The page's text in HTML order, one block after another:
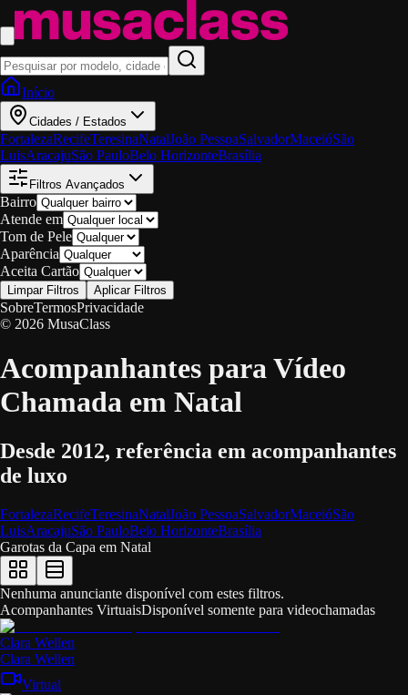
Início
Cidades / Estados
FortalezaRecifeTeresinaNatalJoão PessoaSalvadorMaceióSão
LuisAracajuSão PauloBelo HorizonteBrasília
Filtros Avançados
Bairro
Atende em
Tom de Pele
Aparência
Aceita Cartão
Limpar Filtros Aplicar Filtros
SobreTermosPrivacidade
© 2026 MusaClass
Acompanhantes para Vídeo
Chamada em Natal
Desde 2012, referência em acompanhantes
de luxo
FortalezaRecifeTeresinaNatalJoão PessoaSalvadorMaceióSão
LuisAracajuSão PauloBelo HorizonteBrasília
Garotas da Capa em Natal
Nenhuma anunciante disponível com estes filtros.
Acompanhantes VirtuaisDisponível somente para videochamadas
Clara Wellen
Clara Wellen
Virtual